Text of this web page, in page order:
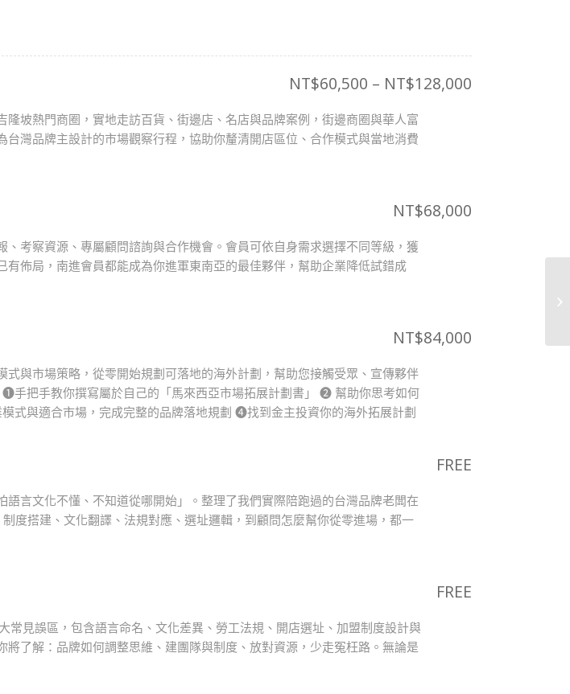
NT$60,500 – NT$128,000
坡熱門商圈，實地走訪百貨、街邊店、名店與品牌案例，街邊商圈與華人富
灣品牌主設計的市場觀察行程，協助你釐清開店區位、合作模式與當地消費
NT$68,000
考察資源、專屬顧問諮詢與合作機會。會員可依自身需求選擇不同等級，獲
佈局，南進會員都能成為你進軍東南亞的最佳夥伴，幫助企業降低試錯成
NT$84,000
與市場策略，從零開始規劃可落地的海外計劃，幫助您接觸受眾、宣傳夥伴
手把手教你撰寫屬於自己的「馬來西亞市場拓展計劃書」 ❷ 幫助你思考如何
式與適合市場，完成完整的品牌落地規劃 ❹找到金主投資你的海外拓展計劃
FREE
言文化不懂、不知道從哪開始」。整理了我們實際陪跑過的台灣品牌老闆在
度搭建、文化翻譯、法規對應、選址邏輯，到顧問怎麼幫你從零進場，都一
FREE
見誤區，包含語言命名、文化差異、勞工法規、開店選址、加盟制度設計與
了解：品牌如何調整思維、建團隊與制度、放對資源，少走冤枉路。無論是